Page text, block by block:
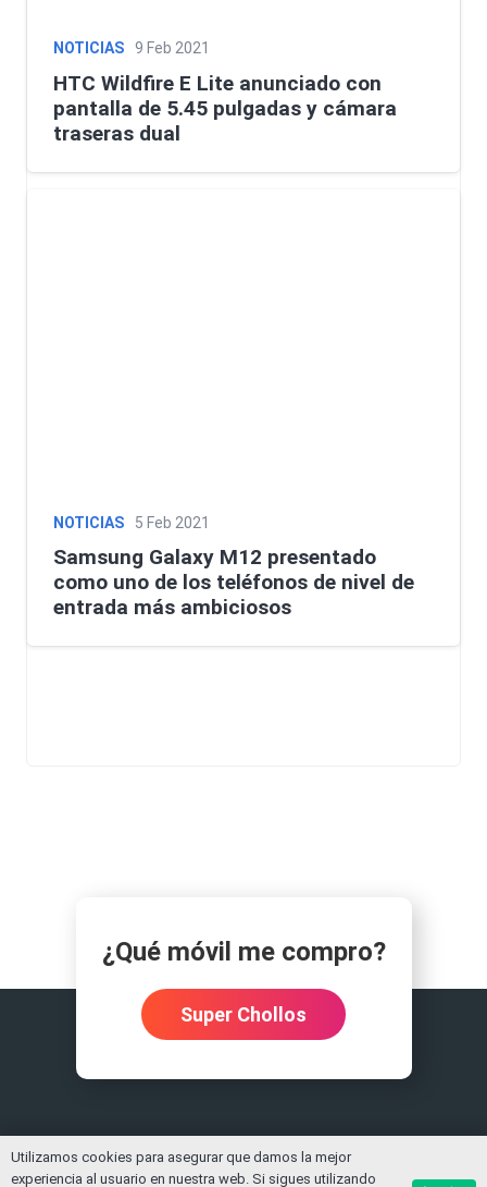
NOTICIAS 9 Feb 2021
HTC Wildfire E Lite anunciado con
pantalla de 5.45 pulgadas y cámara
traseras dual
NOTICIAS 5 Feb 2021
Samsung Galaxy M12 presentado
como uno de los teléfonos de nivel de
entrada más ambiciosos
¿Qué móvil me compro?
Super Chollos
© Copyright Moviles.info Contacto Política de privacidad DMCA
Utilizamos cookies para asegurar que damos la mejor
experiencia al usuario en nuestra web. Si sigues utilizando